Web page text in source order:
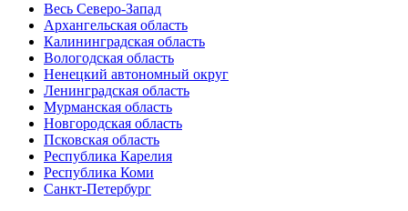
Весь Северо-Запад
Архангельская область
Калининградская область
Вологодская область
Ненецкий автономный округ
Ленинградская область
Мурманская область
Новгородская область
Псковская область
Республика Карелия
Республика Коми
Санкт-Петербург